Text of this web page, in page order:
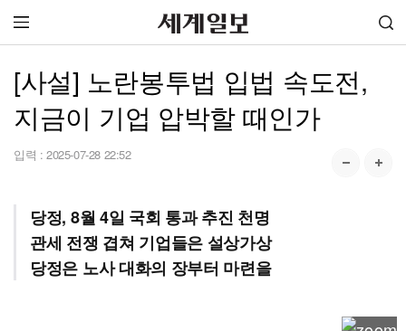
[사설] 노란봉투법 입법 속도전,
지금이 기업 압박할 때인가
입력 : 2025-07-28 22:52
당정, 8월 4일 국회 통과 추진 천명
관세 전쟁 겹쳐 기업들은 설상가상
당정은 노사 대화의 장부터 마련을